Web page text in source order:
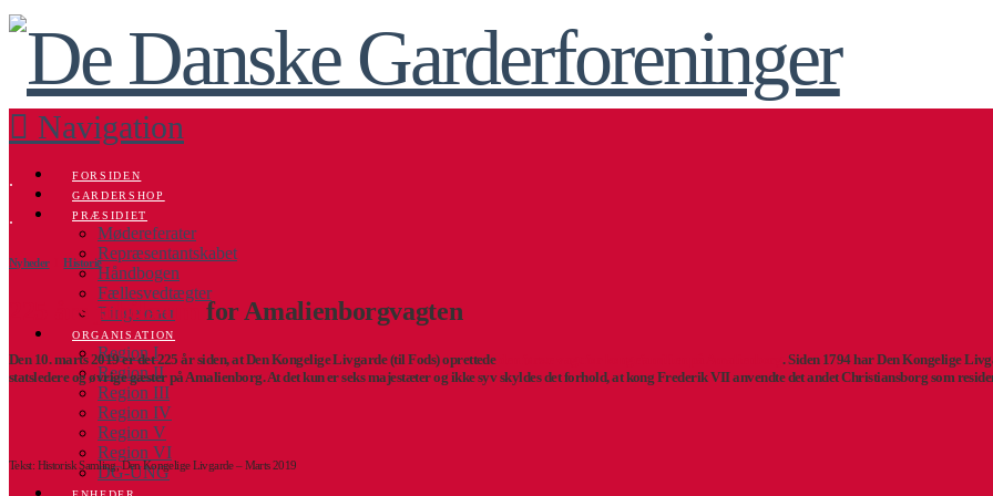
Navigation
FORSIDEN
GARDERSHOP
PRÆSIDIET
Mødereferater
Repræsentantskabet
Håndbogen
Fællesvedtægter
Ringetoner
ORGANISATION
Region I
Region II
Region III
Region IV
Region V
Region VI
DG-UNG
.
.
NyhederΙHistorie
225 års jubilæumfor Amalienborgvagten
Den 10. marts 2019 er det 225 år siden, at Den Kongelige Livgarde (til Fods) oprettede den første vagt for kongefamilien på Amalienborg. Siden 1794 har Den Kongelige
statsledere og øvrige gæster på Amalienborg. At det kun er seks majestæter og ikke syv skyldes det forhold, at kong Frederik VII anvendte det andet Christiansborg som
Tekst: Historisk Samling, Den Kongelige Livgarde – Marts 2019